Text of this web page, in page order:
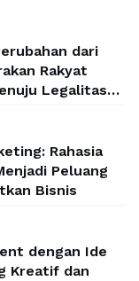
dari
Rakyat
Legalitas
Rahasia
Peluang
Bisnis
dengan Ide
Kreatif dan